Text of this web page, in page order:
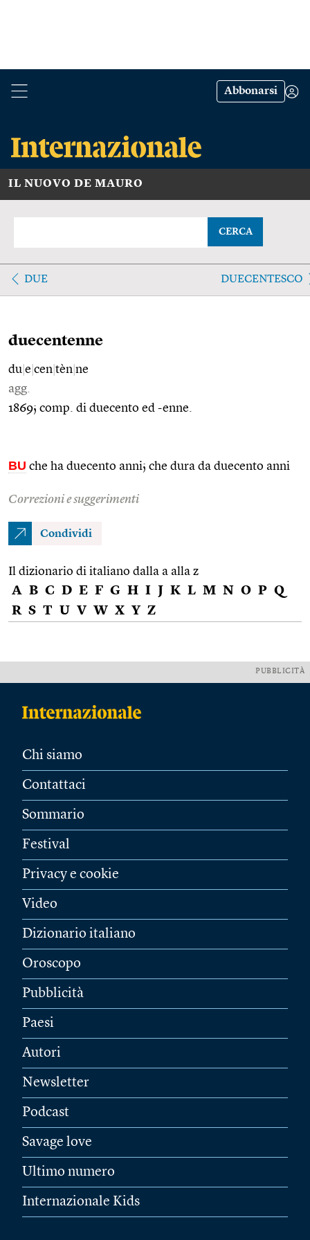
Abbonarsi
IL NUOVO DE MAURO
CERCA
DUE DUECENTESCO
duecentenne
du e cen tèn ne
agg.
1869; comp. di duecento ed -enne.
BU che ha duecento anni; che dura da duecento anni
Correzioni e suggerimenti
Condividi
Il dizionario di italiano dalla a alla z
A B C D E F G H I J K L M N O P Q
R S T U V W X Y Z
PUBBLICITÀ
Chi siamo
Contattaci
Sommario
Festival
Privacy e cookie
Video
Dizionario italiano
Oroscopo
Pubblicità
Paesi
Autori
Newsletter
Podcast
Savage love
Ultimo numero
Internazionale Kids